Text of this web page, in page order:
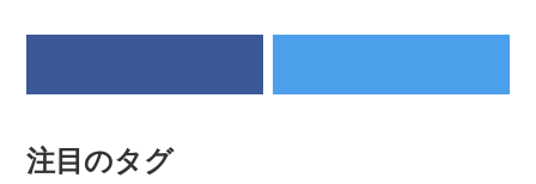
注目のタグ